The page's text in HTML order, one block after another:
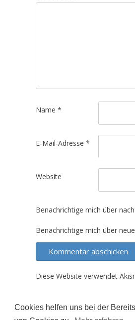
Cookies helfen uns bei der
g
t
o
Name *
E-Mail-Adresse *
Website
Benachrichtige mich über
Benachrichtige mich über
Diese Website verwendet